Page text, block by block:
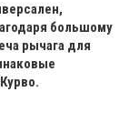
большому
рычага для